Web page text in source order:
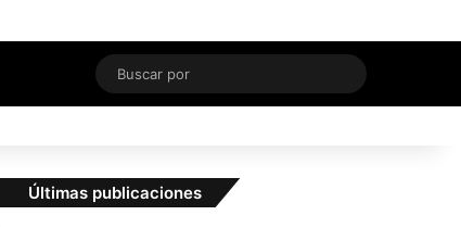
Buscar
por
Últimas publicaciones